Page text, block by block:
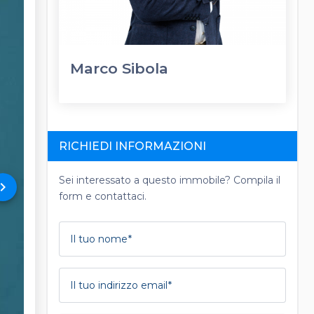
keyboard_arrow_right
Marco Sibola
RICHIEDI INFORMAZIONI
Sei interessato a questo immobile? Compila il
form e contattaci.
Il tuo nome
Il tuo indirizzo email